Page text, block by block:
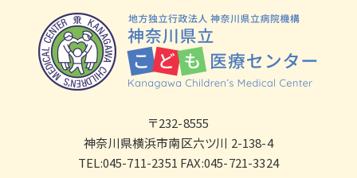
〒232-8555
神奈川県横浜市南区六ツ川 2-138-4
TEL:045-711-2351 FAX:045-721-3324